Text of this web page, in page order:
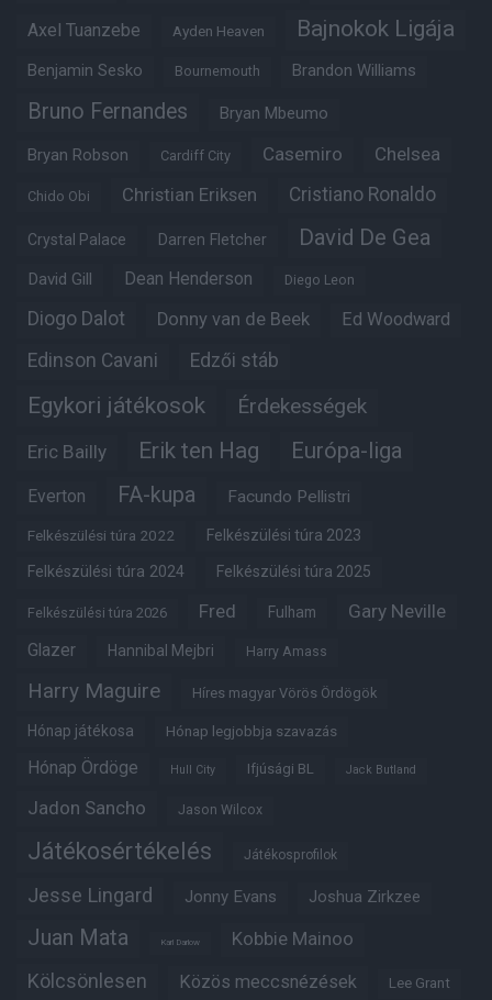
Axel Tuanzebe Ayden Heaven Bajnokok Ligája
Benjamin Sesko Bournemouth Brandon Williams
Bruno Fernandes Bryan Mbeumo
Bryan Robson Cardiff City Casemiro Chelsea
Chido Obi Christian Eriksen Cristiano Ronaldo
Crystal Palace Darren Fletcher David De Gea
David Gill Dean Henderson Diego Leon
Diogo Dalot Donny van de Beek Ed Woodward
Edinson Cavani Edzői stáb
Egykori játékosok Érdekességek
Eric Bailly Erik ten Hag Európa-liga
Everton FA-kupa Facundo Pellistri
Felkészülési túra 2022 Felkészülési túra 2023
Felkészülési túra 2024 Felkészülési túra 2025
Felkészülési túra 2026 Fred Fulham Gary Neville
Glazer Hannibal Mejbri Harry Amass
Harry Maguire Híres magyar Vörös Ördögök
Hónap játékosa Hónap legjobbja szavazás
Hónap Ördöge Hull City Ifjúsági BL Jack Butland
Jadon Sancho Jason Wilcox
Játékosértékelés Játékosprofilok
Jesse Lingard Jonny Evans Joshua Zirkzee
Juan Mata Karl Darlow Kobbie Mainoo
Kölcsönlesen Közös meccsnézések Lee Grant